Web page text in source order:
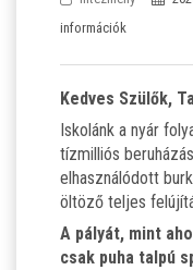
információk
Kedves Szülők,
Iskolánk a nyár
tízmilliós
elhasználódott
öltöző teljes
A pályát, mint
csak puha talpú